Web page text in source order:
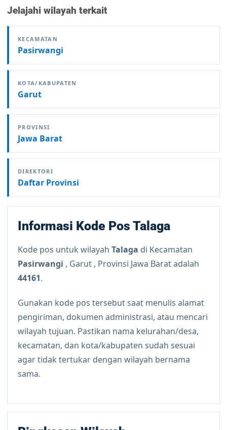
Jelajahi wilayah terkait
KECAMATAN
Pasirwangi
KOTA/KABUPATEN
Garut
PROVINSI
Jawa Barat
DIREKTORI
Daftar Provinsi
Informasi Kode Pos Talaga
Kode pos untuk wilayah Talaga di Kecamatan
Pasirwangi , Garut , Provinsi Jawa Barat adalah
44161.
Gunakan kode pos tersebut saat menulis alamat
pengiriman, dokumen administrasi, atau mencari
wilayah tujuan. Pastikan nama kelurahan/desa,
kecamatan, dan kota/kabupaten sudah sesuai
agar tidak tertukar dengan wilayah bernama
sama.